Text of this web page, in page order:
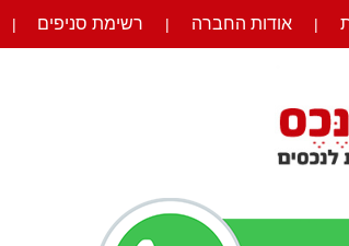
| אודות החברה | רשימת סניפים |